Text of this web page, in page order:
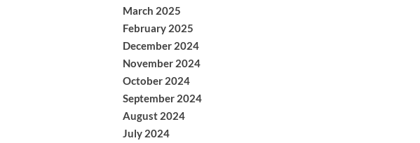
March 2025
February 2025
December 2024
November 2024
October 2024
September 2024
August 2024
July 2024